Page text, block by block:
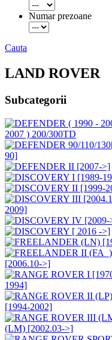
Numar prezoane
Cauta
LAND ROVER
Subcategorii
2007 ) 200/300TD
90]
2009]
[2006.10->]
1994]
[1994-2002]
(LM) [2002.03->]